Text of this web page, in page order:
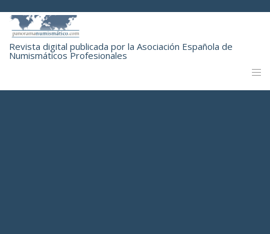
Revista digital publicada por la Asociación Española de
Numismáticos Profesionales